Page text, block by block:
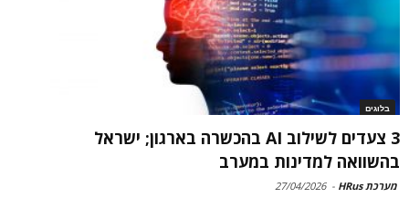
בלוגים
3 צעדים לשילוב AI בהכשרה בארגון; ישראל
בהשוואה למדינות במערב
מערכת HRus -
27/04/2026